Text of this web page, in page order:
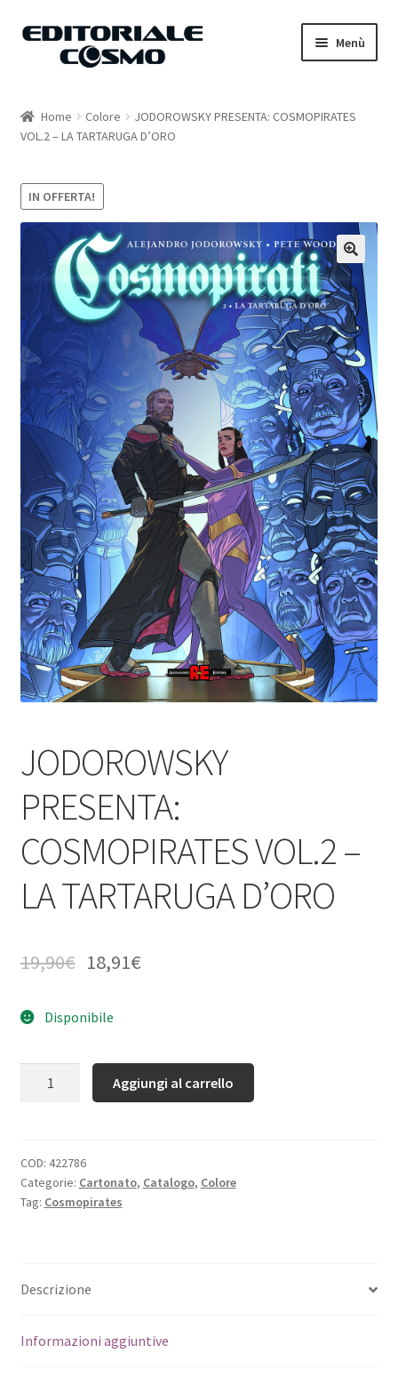
Vai
Vai
Menù
Catalogo
Carrello
Il mio account
Home Colore
JODOROWSKY PRESENTA: COSMOPIRATES
VOL.2 – LA TARTARUGA D’ORO
IN OFFERTA!
JODOROWSKY
PRESENTA:
COSMOPIRATES VOL.2 –
LA TARTARUGA D’ORO
19,90€ 18,91€
Disponibile
Aggiungi al carrello
COD: 422786
Categorie: Cartonato, Catalogo, Colore
Tag: Cosmopirates
Descrizione
Informazioni aggiuntive